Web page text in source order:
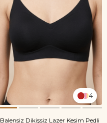
4
Balensiz Dikişsiz Lazer Kesim Pedli